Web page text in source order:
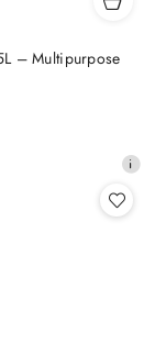
– Multipurpose